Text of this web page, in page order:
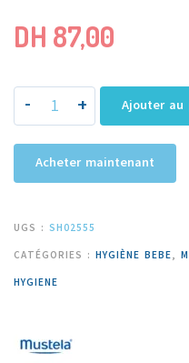
DH 87,00
- + Ajouter au
Acheter maintenant
UGS : SH02555
CATÉGORIES : HYGIÈNE BEBE,
HYGIENE